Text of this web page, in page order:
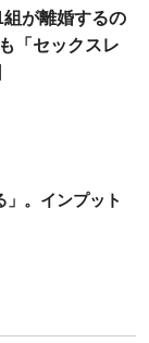
が離婚するの
「セックスレ
」。インプット